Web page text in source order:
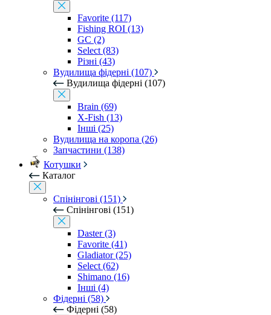
Favorite (117)
Fishing ROI (13)
GC (2)
Select (83)
Різні (43)
Вудилища фідерні (107)
Вудилища фідерні (107)
Brain (69)
X-Fish (13)
Інші (25)
Вудилища на коропа (26)
Запчастини (138)
Котушки
Каталог
Спінінгові (151)
Спінінгові (151)
Daster (3)
Favorite (41)
Gladiator (25)
Select (62)
Shimano (16)
Інші (4)
Фідерні (58)
Фідерні (58)